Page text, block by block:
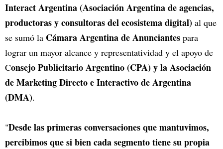
Interact Argentina (Asociación Argentina de agencias,
productoras y consultoras del ecosistema digital) al que
se sumó la Cámara Argentina de Anunciantes para
lograr un mayor alcance y representatividad y el apoyo de
Consejo Publicitario Argentino (CPA) y la Asociación
de Marketing Directo e Interactivo de Argentina
(DMA).
"Desde las primeras conversaciones que mantuvimos,
percibimos que si bien cada segmento tiene su propia